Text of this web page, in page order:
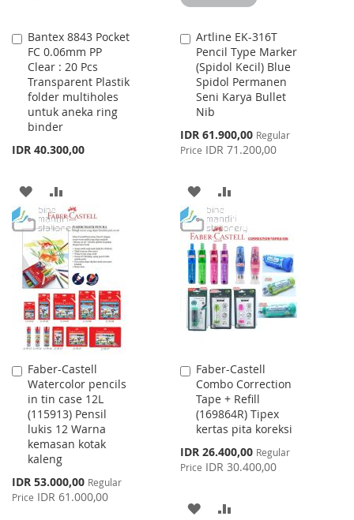
Bantex 8843 Pocket
FC 0.06mm PP
Clear : 20 Pcs
Transparent Plastik
folder multiholes
untuk aneka ring
binder
IDR 40.300,00
Add
to
Cart
ADD
TO
WISH
LIST
TO
COMPARE
Artline EK-316T
Pencil Type Marker
(Spidol Kecil) Blue
Spidol Permanen
Seni Karya Bullet
Nib
Special
Price
IDR 61.900,00 Regular
Price IDR 71.200,00
Add
to
Cart
ADD
TO
WISH
LIST
TO
COMPARE
Faber-Castell
Watercolor pencils
in tin case 12L
(115913) Pensil
lukis 12 Warna
kemasan kotak
kaleng
Special
Price
IDR 53.000,00 Regular
Price IDR 61.000,00
Add
to
Cart
Faber-Castell
Combo Correction
Tape + Refill
(169864R) Tipex
kertas pita koreksi
Special
Price
IDR 26.400,00 Regular
Price IDR 30.400,00
Add
to
Cart
ADD